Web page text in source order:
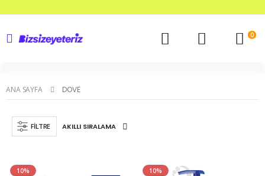
0
ANA SAYFA DOVE
FILTRE
10% 10%